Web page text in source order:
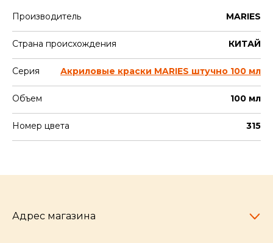
Производитель MARIES
Страна происхождения КИТАЙ
Серия Акриловые краски MARIES штучно 100 мл
Объем 100 мл
Номер цвета 315
Адрес магазина